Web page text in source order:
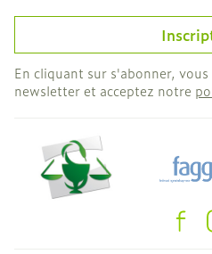
En cliquant sur s'abonner,
newsletter et acceptez notre